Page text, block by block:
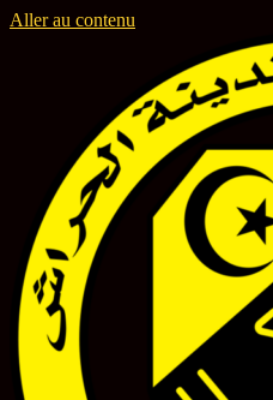
Aller au contenu